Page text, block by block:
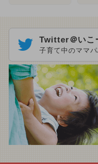
Twitter＠いこ
子育て中のママ